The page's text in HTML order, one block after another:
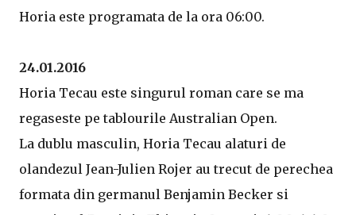
Horia este programata de la ora 06:00.
24.01.2016
Horia Tecau este singurul roman care se ma
regaseste pe tablourile Australian Open.
La dublu masculin, Horia Tecau alaturi de
olandezul Jean-Julien Rojer au trecut de perechea
formata din germanul Benjamin Becker si